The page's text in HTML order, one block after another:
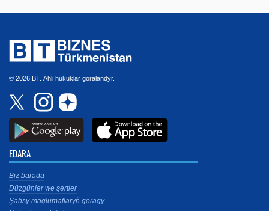
© 2026 BT. Ähli hukuklar goralandyr.
EDARA
Biz barada
Düzgünler we şertler
Şahsy maglumatlaryň goragy